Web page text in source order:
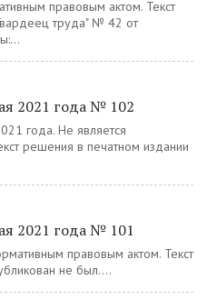
правовым актом. Текст
труда" № 42 от
2021 года № 102
года. Не является
решения в печатном издании
2021 года № 101
правовым актом. Текст
не был....